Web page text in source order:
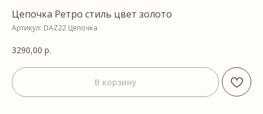
Цепочка Ретро стиль цвет золото
Артикул: DAZ22 Цепочка
3290,00 р.
В корзину